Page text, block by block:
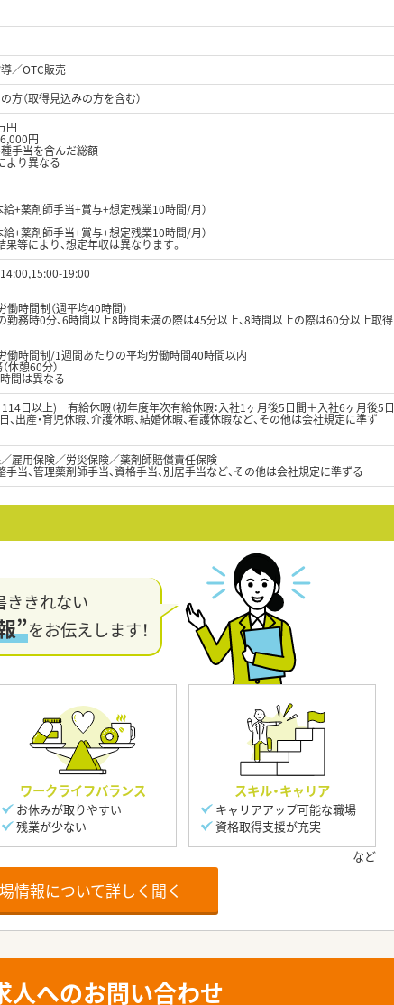
／OTC販売
方（取得見込みの方を含む）
円
円
手当を含んだ総額
より異なる
+薬剤師手当+賞与+想定残業10時間/月）
+薬剤師手当+賞与+想定残業10時間/月）
等により、想定年収は異なります。
19:00
時間制（週平均40時間）
務時0分、6時間以上8時間未満の際は45分以上、8時間以上の際は60分以上取得
時間制/1週間あたりの平均労働時間40時間以内
休憩60分）
間は異なる
114日以上) 有給休暇（初年度年次有給休暇：入社1ヶ月後5日間＋入社6ヶ月後5日
、出産・育児休暇、介護休暇、結婚休暇、看護休暇など、その他は会社規定に準ず
雇用保険／労災保険／薬剤師賠償責任保険
手当、管理薬剤師手当、資格手当、別居手当など、その他は会社規定に準ずる
ききれない
”をお伝えします！
ワークライフバランス
お休みが取りやすい
残業が少ない
スキル・キャリア
キャリアアップ可能な職場
資格取得支援が充実
情報について詳しく聞く
人へのお問い合わせ